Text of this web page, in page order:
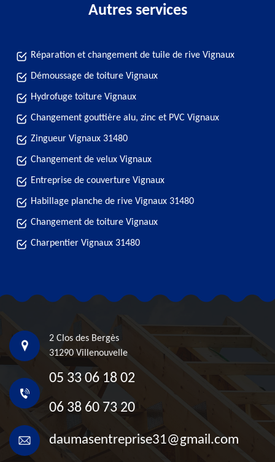
Autres services
Réparation et changement de tuile de rive Vignaux
Démoussage de toiture Vignaux
Hydrofuge toiture Vignaux
Changement gouttière alu, zinc et PVC Vignaux
Zingueur Vignaux 31480
Changement de velux Vignaux
Entreprise de couverture Vignaux
Habillage planche de rive Vignaux 31480
Changement de toiture Vignaux
Charpentier Vignaux 31480
2 Clos des Bergès
31290 Villenouvelle
05 33 06 18 02
06 38 60 73 20
daumasentreprise31@gmail.com